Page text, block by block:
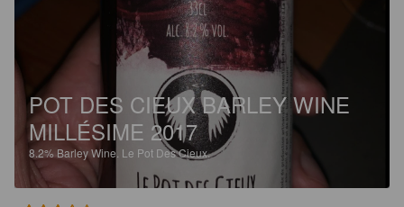
POT DES CIEUX BARLEY WINE
MILLÉSIME 2017
8.2%Barley Wine. Le Pot Des Cieux.